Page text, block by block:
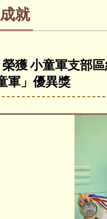
就
榮獲 小童軍支部
軍」優異獎